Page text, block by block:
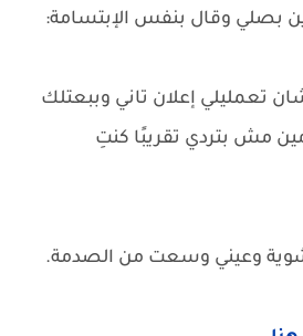
بصلي وقال بنفس الإبتسامة:
تعمليلي إعلان تاني وببعتلك
مش بتردي تقريبًا كنتِ
شوية وعيني وسعت من الصدمة.